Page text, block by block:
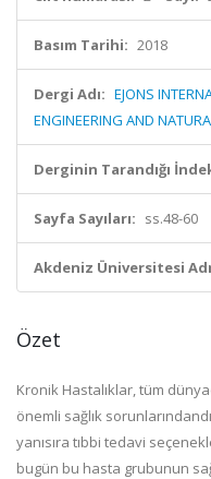
Basım Tarihi: 2018
Dergi Adı: EJONS
ENGINEERING AND
Derginin Tarandığı
Sayfa Sayıları: ss.48-60
Akdeniz Üniversitesi
Özet
Kronik Hastalıklar, tüm
önemli sağlık
yanısıra tıbbi tedavi
bugün bu hasta grubunun